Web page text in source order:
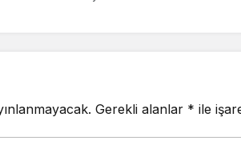
Gerekli alanlar * ile